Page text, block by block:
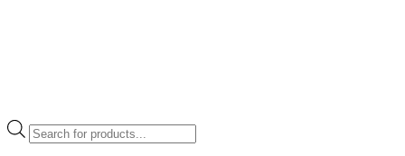
Products
search